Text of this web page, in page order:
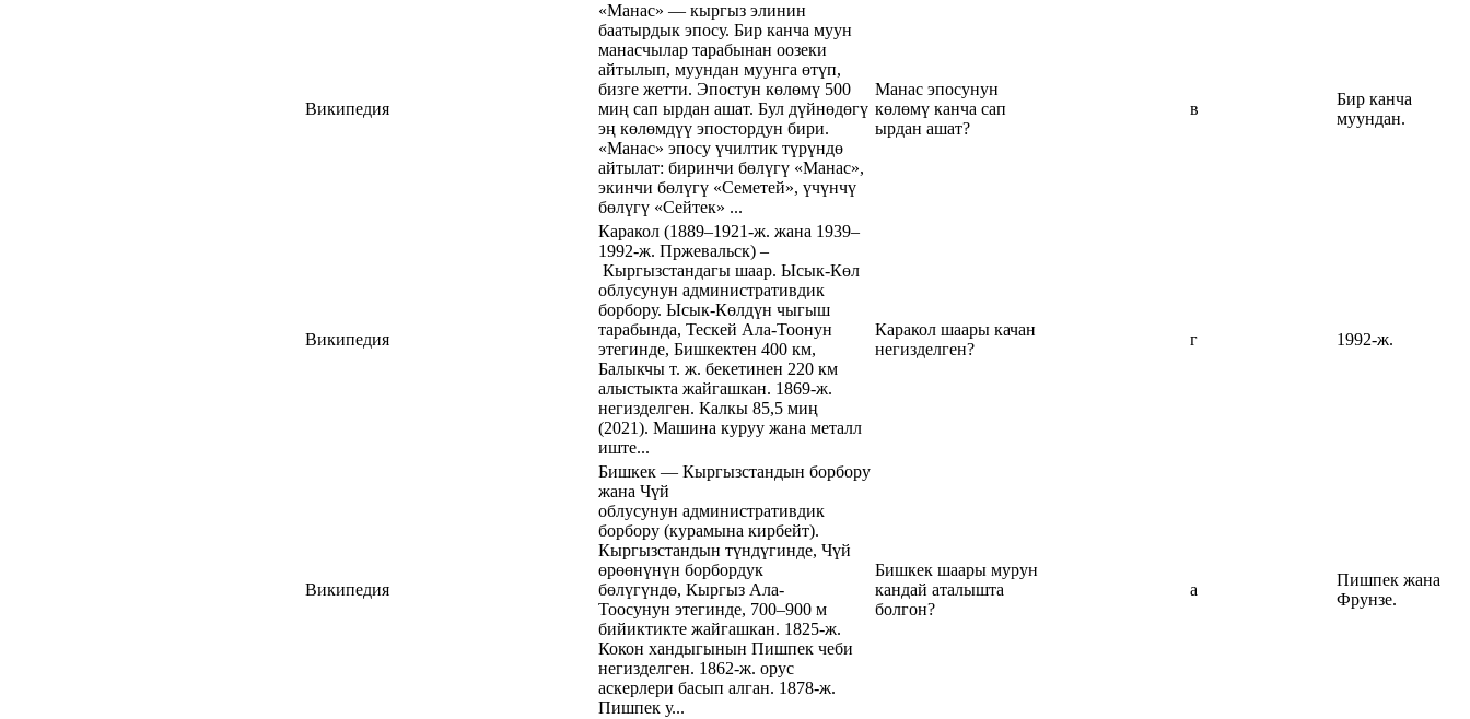
Википедия
«Манас» — кыргыз элинин
баатырдык эпосу. Бир канча муун
манасчылар тарабынан оозеки
айтылып, муундан муунга өтүп,
бизге жетти. Эпостун көлөмү 500
миң сап ырдан ашат. Бул дүйнөдөгү
эң көлөмдүү эпостордун бири.
«Манас» эпосу үчилтик түрүндө
айтылат: биринчи бөлүгү «Манас»,
экинчи бөлүгү «Семетей», үчүнчү
бөлүгү «Сейтек» ...
Манас эпосунун
көлөмү канча сап
ырдан ашат?
в
Бир канча
муундан.
Википедия
Каракол (1889–1921-ж. жана 1939–
1992-ж. Пржевальск) –
Кыргызстандагы шаар. Ысык-Көл
облусунун административдик
борбору. Ысык-Көлдүн чыгыш
тарабында, Тескей Ала-Тоонун
этегинде, Бишкектен 400 км,
Балыкчы т. ж. бекетинен 220 км
алыстыкта жайгашкан. 1869-ж.
негизделген. Калкы 85,5 миң
(2021). Машина куруу жана металл
иште...
Каракол шаары качан
негизделген?
г 1992-ж.
Википедия
Бишкек — Кыргызстандын борбору
жана Чүй
облусунун административдик
борбору (курамына кирбейт).
Кыргызстандын түндүгинде, Чүй
өрөөнүнүн борбордук
бөлүгүндө, Кыргыз Ала-
Тоосунун этегинде, 700–900 м
бийиктикте жайгашкан. 1825-ж.
Кокон хандыгынын Пишпек чеби
негизделген. 1862-ж. орус
аскерлери басып алган. 1878-ж.
Пишпек у...
Бишкек шаары мурун
кандай аталышта
болгон?
а
Пишпек жана
Фрунзе.